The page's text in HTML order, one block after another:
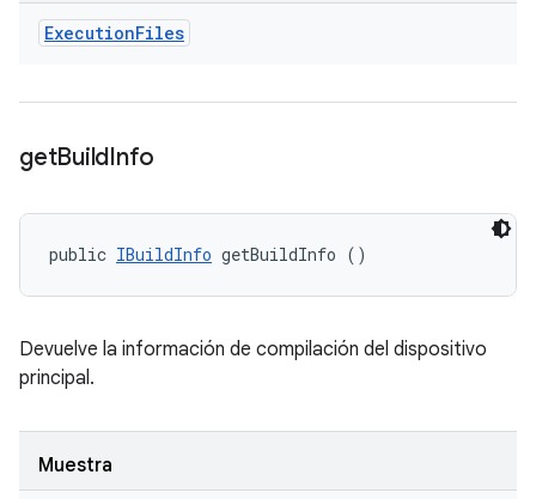
ExecutionFiles
getBuildInfo
public IBuildInfo getBuildInfo ()
Devuelve la información de compilación del dispositivo
principal.
Muestra